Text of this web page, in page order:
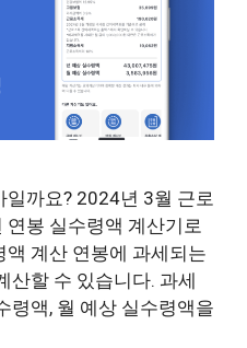
까요? 2024년 3월 근로
봉 실수령액 계산기로
계산 연봉에 과세되는
산할 수 있습니다. 과세
령액, 월 예상 실수령액을